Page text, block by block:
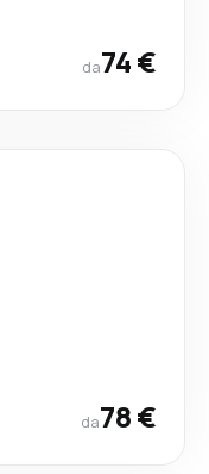
da74 €
da78 €